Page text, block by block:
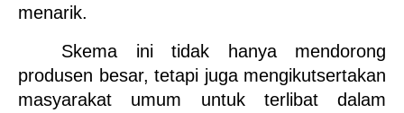
menarik.
Skema ini tidak hanya mendorong
produsen besar, tetapi juga mengikutsertakan
masyarakat umum untuk terlibat dalam